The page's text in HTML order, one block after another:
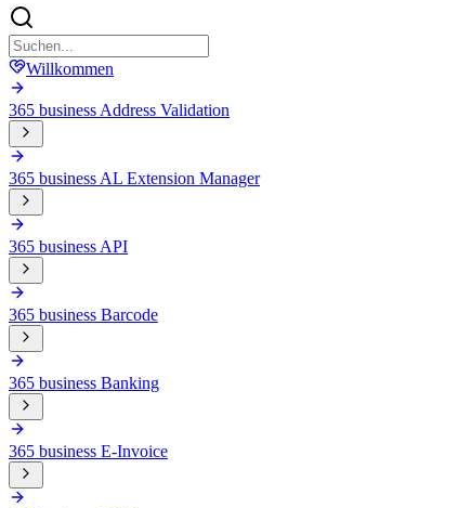
Willkommen
365 business Address Validation
365 business AL Extension Manager
365 business API
365 business Barcode
365 business Banking
365 business E-Invoice